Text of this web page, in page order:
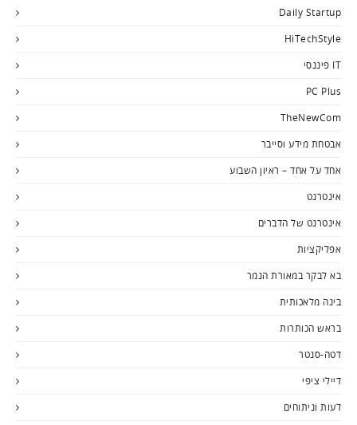
Daily Startup
HiTechStyle
IT פיננסי
PC Plus
TheNewCom
אבטחת מידע וסייבר
אחד על אחד – ראיון השבוע
אינטרנט
אינטרנט של הדברים
אפליקציות
בא לבקר במאורת הנמר
בינה מלאכותית
בראש הכותרות
דטה-סנטר
דיילי ציפי
דעות וניתוחים